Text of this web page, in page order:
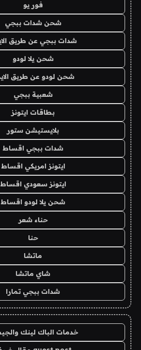
فور يو
شحن شدات ببجي
شدات ببجي عن طريق
شحن يلا لودو
شحن لودو عن طريق
شعبية ببجي
بطاقات ايتونز
بلايستيشن ستور
شدات ببجي اقساط
ايتونز امريكي اقساط
ايتونز سعودي اقساط
شحن يلا لودو اقساط
حناء شعر
حنا
ماتشا
شاي ماتشا
شدات ببجي تمارا
خدمات الباك لينك